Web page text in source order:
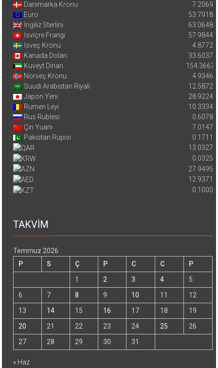
Danimarka Kronu
7.2069
Euro
53.7918
İngiliz Sterlini
63.0648
İsviçre Frangı
57.9844
İsveç Kronu
4.8772
Kanada Doları
33.6037
Kuveyt Dinarı
154.3667
Norveç Kronu
4.9346
Suudi Arabistan Riyali
12.5872
Japon Yeni
28.9224
Rumen Leyi
10.3334
Rus Rublesi
0.6078
Çin Yuanı
7.0147
Pakistan Rupisi
0.1711
13.0327
0.0325
27.9495
12.9371
0.1000
TAKVİM
Temmuz 2026
P
S Ç P C C
P
1
2 3 4
5
6
7 8 9 10 11
12
13
14 15 16 17 18
19
20
21 22 23 24 25
26
27
28 29 30 31
« Haz